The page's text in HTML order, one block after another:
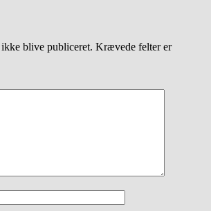
blive publiceret. Krævede felter er